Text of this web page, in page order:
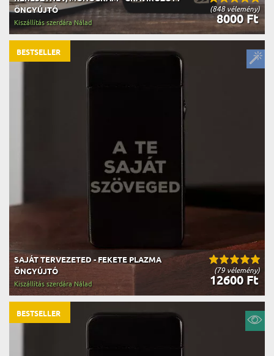
(848 vélemény)
ÖNGYÚJTÓ
8000 Ft
Kiszállítás szerdára Nálad
(79 vélemény)
SAJÁT TERVEZETED - FEKETE PLAZMA
ÖNGYÚJTÓ
12600 Ft
Kiszállítás szerdára Nálad
BESTSELLER
BESTSELLER